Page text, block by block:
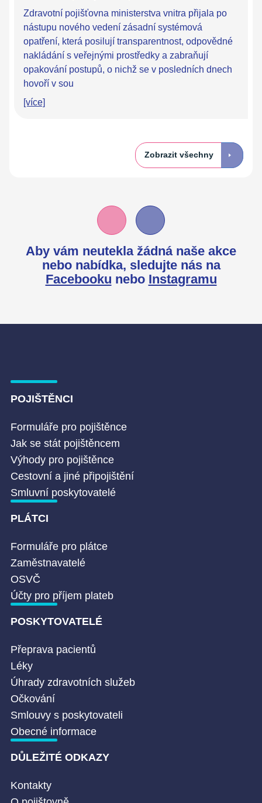
Zdravotní pojišťovna ministerstva vnitra přijala po
nástupu nového vedení zásadní systémová
opatření, která posilují transparentnost, odpovědné
nakládání s veřejnými prostředky a zabraňují
opakování postupů, o nichž se v posledních dnech
hovoří v sou
[více]
Zobrazit všechny
Aby vám neutekla žádná naše akce
nebo nabídka, sledujte nás na
Facebooku nebo Instagramu
POJIŠTĚNCI
Formuláře pro pojištěnce
Jak se stát pojištěncem
Výhody pro pojištěnce
Cestovní a jiné připojištění
Smluvní poskytovatelé
PLÁTCI
Formuláře pro plátce
Zaměstnavatelé
OSVČ
Účty pro příjem plateb
POSKYTOVATELÉ
Přeprava pacientů
Léky
Úhrady zdravotních služeb
Očkování
Smlouvy s poskytovateli
Obecné informace
DŮLEŽITÉ ODKAZY
Kontakty